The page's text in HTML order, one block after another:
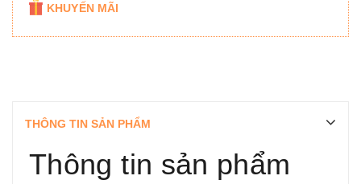
KHUYẾN MÃI
THÔNG TIN SẢN PHẨM
Thông tin sản phẩm